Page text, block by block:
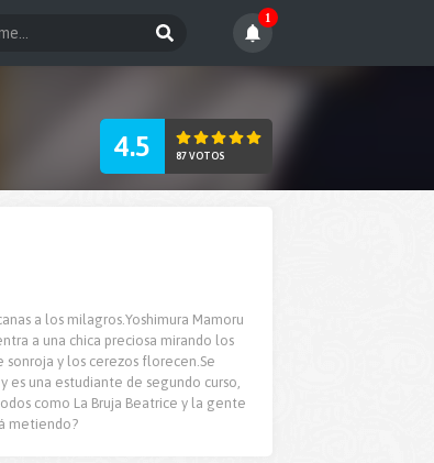
1
4.5 87 VOTOS
a los milagros.Yoshimura Mamoru
a una chica preciosa mirando los
y los cerezos florecen.Se
es una estudiante de segundo curso,
como La Bruja Beatrice y la gente
metiendo?